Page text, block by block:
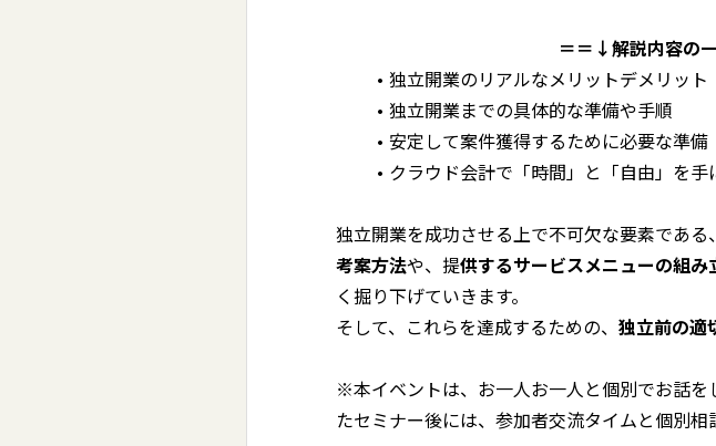
＝＝↓解説内容の
独立開業のリアルなメリットデメリット
独立開業までの具体的な準備や手順
安定して案件獲得するために必要な準備
クラウド会計で「時間」と「自由」を手
独立開業を成功させる上で不可欠な要素である、
考案方法や、提供するサービスメニューの組
く掘り下げていきます。
そして、これらを達成するための、 独立前の適
※本イベントは、お一人お一人と個別でお話
たセミナー後には、参加者交流タイムと個別相